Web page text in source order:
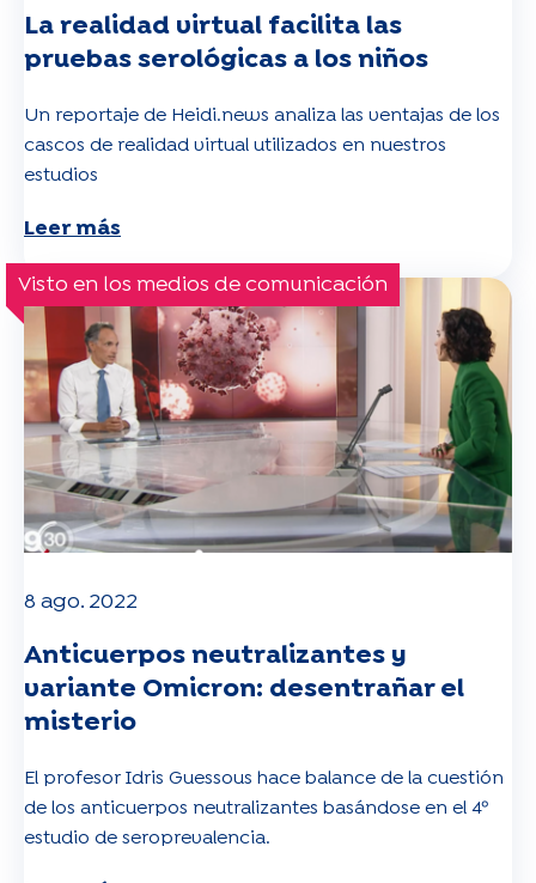
La realidad virtual facilita las
pruebas serológicas a los niños
Un reportaje de Heidi.news analiza las ventajas de los
cascos de realidad virtual utilizados en nuestros
estudios
Leer más
Visto en los medios de comunicación
8 ago. 2022
Anticuerpos neutralizantes y
variante Omicron: desentrañar el
misterio
El profesor Idris Guessous hace balance de la cuestión
de los anticuerpos neutralizantes basándose en el 4º
estudio de seroprevalencia.